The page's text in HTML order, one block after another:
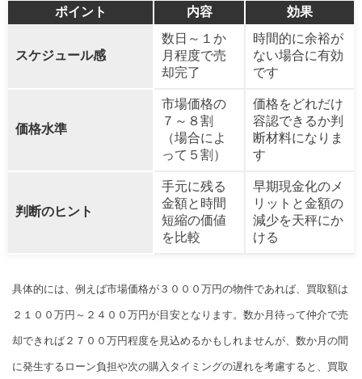
ポイント 内容 効果
スケジュール感
数日～１か
月程度で売
却完了
時間的に余裕が
ない場合に有効
です
価格水準
市場価格の
７～８割
（場合によ
って５割）
価格をどれだけ
容認できるか判
断材料になりま
す
判断のヒント
手元に残る
金額と時間
短縮の価値
を比較
早期現金化のメ
リットと金額の
減少を天秤にか
ける
具体的には、例えば市場価格が３０００万円の物件であれば、買取額は
２１００万円～２４００万円が目安となります。数か月待って仲介で売
却できれば２７００万円程度を見込めるかもしれませんが、数か月の間
に発生するローン負担や次の購入タイミングの遅れを考慮すると、買取